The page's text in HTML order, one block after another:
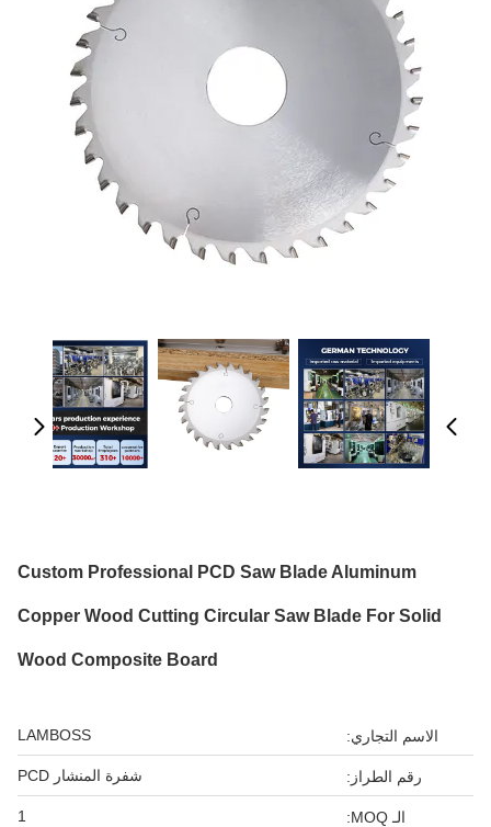
Custom Professional PCD Saw Blade Aluminum
Copper Wood Cutting Circular Saw Blade For Solid
Wood Composite Board
الاسم التجاري: LAMBOSS
رقم الطراز: شفرة المنشار PCD
الـ MOQ: 1